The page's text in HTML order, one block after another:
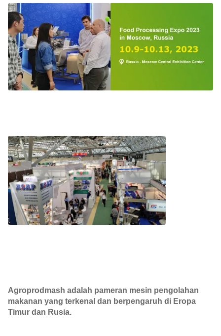
Agroprodmash adalah pameran mesin pengolahan
makanan yang terkenal dan berpengaruh di Eropa
Timur dan Rusia.